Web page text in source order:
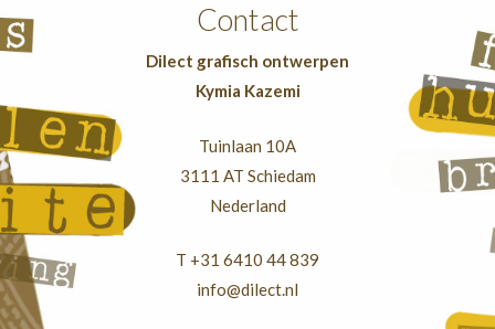
Contact
Dilect grafisch ontwerpen
Kymia Kazemi
Tuinlaan 10A
3111 AT Schiedam
Nederland
T +31 6410 44 839
info@dilect.nl